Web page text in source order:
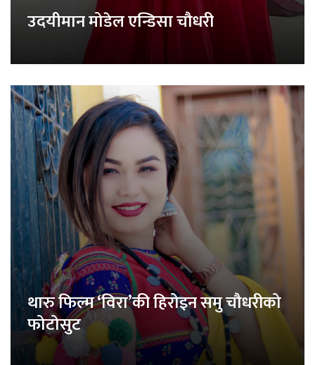
उदयीमान मोडेल एन्डिसा चौधरी
थारु फिल्म ‘विरा’की हिरोइन समु चौधरीको
फोटोसुट